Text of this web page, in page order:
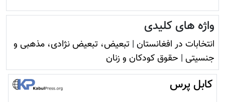
واژه های کلیدی
انتخابات در افغانستان | تبعیض، تبعیض نژادی، مذهبی و
جنسیتی | حقوق کودکان و زنان
کابل پرس